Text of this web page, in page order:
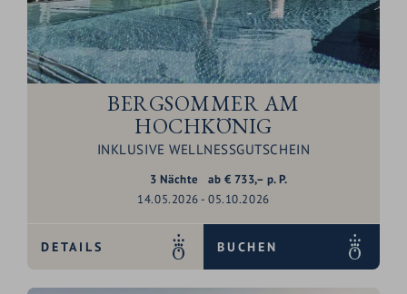
BERGSOMMER AM
HOCHKÖNIG
INKLUSIVE WELLNESSGUTSCHEIN
3 Nächte
14.05.2026 - 05.10.2026
ab € 733,– p. P.
DETAILS BUCHEN